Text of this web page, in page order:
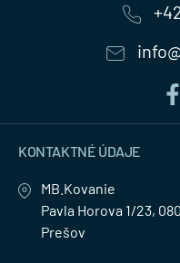
KONTAKTNÉ ÚDAJE
MB.Kovanie
Pavla Horova 1/23,
Prešov